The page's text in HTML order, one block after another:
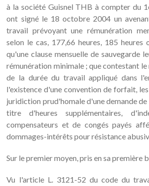
à la société Guisnel THB à compter du
ont signé le 18 octobre 2004 un
travail prévoyant une rémunération
selon le cas, 177,66 heures, 185 heures
qu'une clause mensuelle de sauvegarde
rémunération minimale ; que contestant
de la durée du travail appliqué dans
l'existence d'une convention de forfait,
juridiction prud'homale d'une demande de
titre d'heures supplémentaires,
compensateurs et de congés payés
dommages-intérêts pour résistance
Sur le premier moyen, pris en sa première
Vu l'article L. 3121-52 du code du